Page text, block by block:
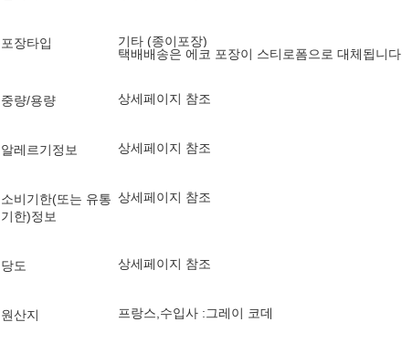
포장타입
기타 (종이포장)
택배배송은 에코 포장이 스티로폼으로 대체됩니다.
중량/용량 상세페이지 참조
알레르기정보 상세페이지 참조
소비기한(또는 유통
기한)정보
상세페이지 참조
당도 상세페이지 참조
원산지 프랑스,수입사 :그레이 코데